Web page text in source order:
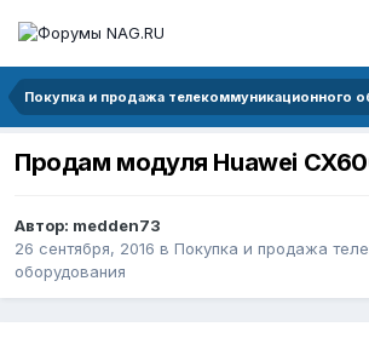
Покупка и продажа телекоммуникационного
Продам модуля Huawei
Автор: medden73
26 сентября, 2016 в Покупка и продажа
оборудования